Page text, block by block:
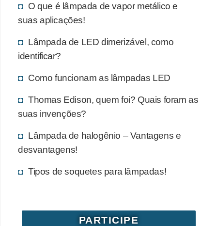
O que é lâmpada de vapor metálico e
suas aplicações!
Lâmpada de LED dimerizável, como
identificar?
Como funcionam as lâmpadas LED
Thomas Edison, quem foi? Quais foram as
suas invenções?
Lâmpada de halogênio – Vantagens e
desvantagens!
Tipos de soquetes para lâmpadas!
PARTICIPE